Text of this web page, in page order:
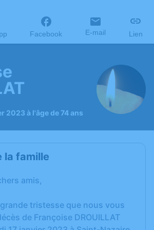
Facebook E-mail Lien
2023 à l'âge de 74 ans
la famille
amis,
grande tristesse que nous vous
de Françoise DROUILLAT